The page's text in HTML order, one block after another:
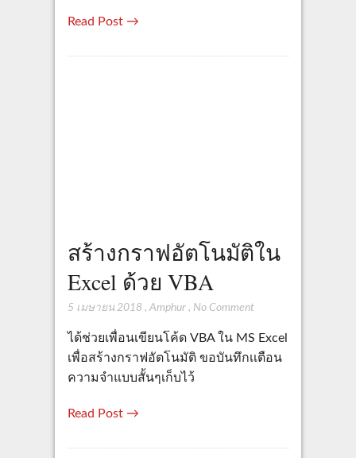
Read Post →
สร้างกราฟอัตโนมัติใน
Excel ด้วย VBA
5 เมษายน 2018 , Amphur, No Comment
ได้ช่วยเพื่อนเขียนโค้ด VBA ใน MS Excel
เพื่อสร้างกราฟอัตโนมัติ ขอบันทึกเเตือน
ความจำแบบสั้นๆเก็บไว้
Read Post →